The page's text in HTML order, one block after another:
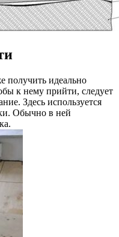
получить идеально
к нему прийти, следует
Здесь используется
Обычно в ней